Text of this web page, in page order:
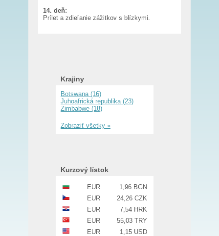
14. deň:
Prílet a zdieľanie zážitkov s blízkymi.
Krajiny
Botswana (16)
Juhoafrická republika (23)
Zimbabwe (18)
Zobraziť všetky »
Kurzový lístok
EUR
1,96 BGN
EUR
24,26 CZK
EUR
7,54 HRK
EUR
55,03 TRY
EUR
1,15 USD